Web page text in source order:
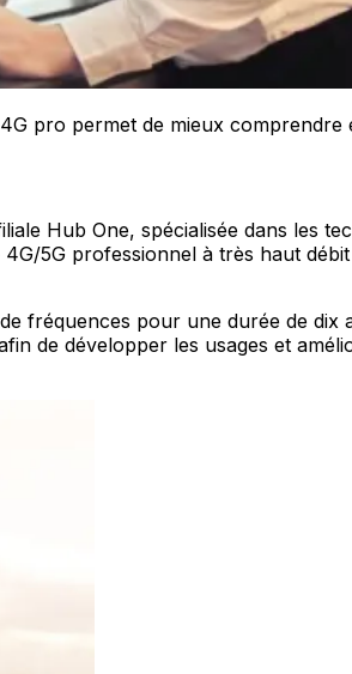
pro permet de mieux comprendre
Hub One, spécialisée dans les
5G professionnel à très haut
fréquences pour une durée de dix
de développer les usages et